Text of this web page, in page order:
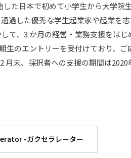
した日本で初めて小学生から大学院
過した優秀な学生起業家や起業を
て、3 か月の経営・業務支援をはじ
生のエントリーを受付けており、
月末、採択者への支援の期間は2020
-ガクセラレーター